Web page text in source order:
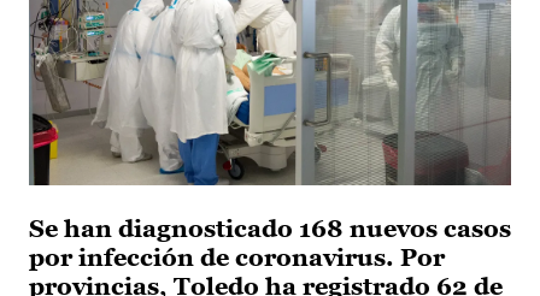
Se han diagnosticado 168 nuevos casos
por infección de coronavirus. Por
provincias, Toledo ha registrado 62 de